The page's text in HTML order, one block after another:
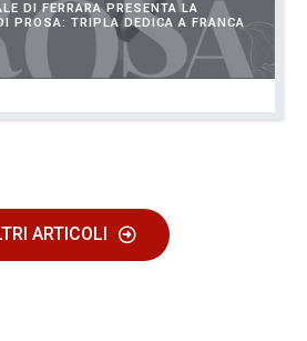
DI FERRARA PRESENTA LA
PROSA: TRIPLA DEDICA A FRANCA
ARTICOLI